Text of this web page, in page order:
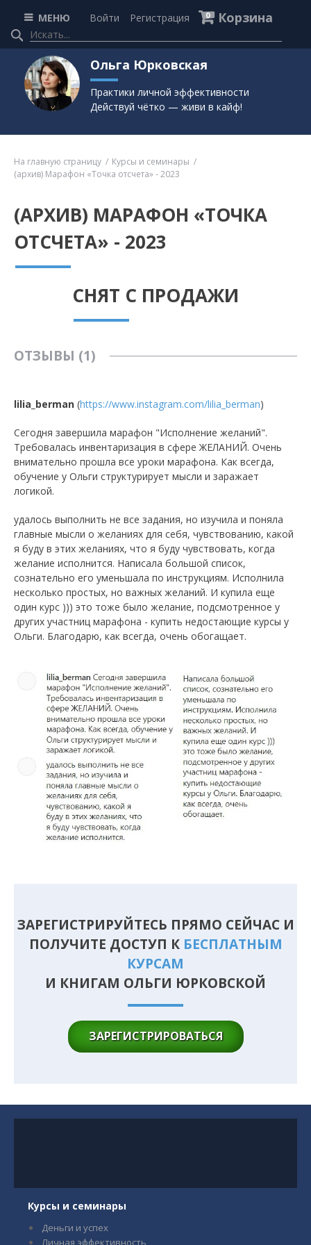
МЕНЮ Войти Регистрация 0 Корзина
Ольга Юрковская
Практики личной эффективности
Действуй чётко — живи в кайф!
На главную страницу
Курсы и семинары
(архив) Марафон «Точка отсчета» - 2023
(АРХИВ) МАРАФОН «ТОЧКА
ОТСЧЕТА» - 2023
СНЯТ С ПРОДАЖИ
ОТЗЫВЫ (1)
lilia_berman (https://www.instagram.com/lilia_berman)
Сегодня завершила марафон "Исполнение желаний".
Требовалась инвентаризация в сфере ЖЕЛАНИЙ. Очень
внимательно прошла все уроки марафона. Как всегда,
обучение у Ольги структурирует мысли и заражает
логикой.
удалось выполнить не все задания, но изучила и поняла
главные мысли о желаниях для себя, чувствованию, какой
я буду в этих желаниях, что я буду чувствовать, когда
желание исполнится. Написала большой список,
сознательно его уменьшала по инструкциям. Исполнила
несколько простых, но важных желаний. И купила еще
один курс ))) это тоже было желание, подсмотренное у
других участниц марафона - купить недостающие курсы у
Ольги. Благодарю, как всегда, очень обогащает.
ЗАРЕГИСТРИРУЙТЕСЬ ПРЯМО СЕЙЧАС И
ПОЛУЧИТЕ ДОСТУП К БЕСПЛАТНЫМ
КУРСАМ
И КНИГАМ ОЛЬГИ ЮРКОВСКОЙ
ЗАРЕГИСТРИРОВАТЬСЯ
Курсы и семинары
Деньги и успех
Личная эффективность